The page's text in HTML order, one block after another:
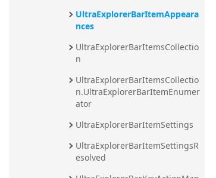
UltraExplorerBarItemAppeara
nces
UltraExplorerBarItemsCollectio
n
UltraExplorerBarItemsCollectio
n.UltraExplorerBarItemEnumer
ator
UltraExplorerBarItemSettings
UltraExplorerBarItemSettingsR
esolved